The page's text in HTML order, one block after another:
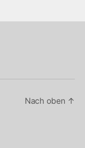
Nach oben ↑